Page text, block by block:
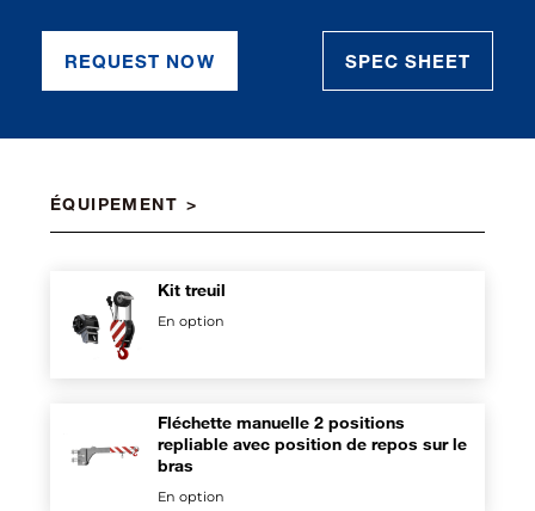
REQUEST NOW SPEC SHEET
ÉQUIPEMENT
Kit treuil
En option
Fléchette manuelle 2 positions
repliable avec position de repos sur le
bras
En option